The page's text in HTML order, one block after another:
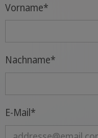
Vorname*
Nachname*
E-Mail*